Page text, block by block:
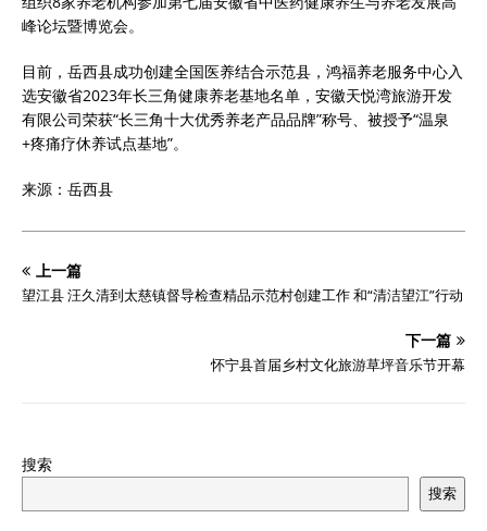
峰论坛暨博览会。
目前，岳西县成功创建全国医养结合示范县，鸿福养老服务中心入
选安徽省2023年长三角健康养老基地名单，安徽天悦湾旅游开发
有限公司荣获“长三角十大优秀养老产品品牌”称号、被授予“温泉
+疼痛疗休养试点基地”。
来源：岳西县
上一篇
望江县 汪久清到太慈镇督导检查精品示范村创建工作 和“清洁望江”行动
下一篇
怀宁县首届乡村文化旅游草坪音乐节开幕
搜索
搜索